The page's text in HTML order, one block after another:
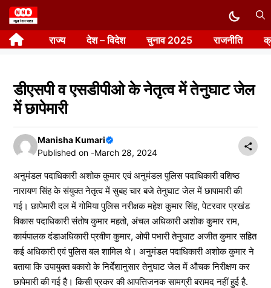
Skip
to
content राज्य देश – विदेश चुनाव 2025 राजनीति
डीएसपी व एसडीपीओ के नेतृत्व में तेनुघाट जेल
में छापेमारी
Manisha Kumari
Published on -March 28, 2024
अनुमंडल पदाधिकारी अशोक कुमार एवं अनुमंडल पुलिस पदाधिकारी वशिष्ठ
नारायण सिंह के संयुक्त नेतृत्व में सुबह चार बजे तेनुघाट जेल में छापामारी की
गई। छापेमारी दल में गोमिया पुलिस नरीक्षक महेश कुमार सिंह, पेटरवार प्रखंड
विकास पदाधिकारी संतोष कुमार महतो, अंचल अधिकारी अशोक कुमार राम,
कार्यपालक दंडाअधिकारी प्रवीण कुमार, ओपी पभारी तेनुघाट अजीत कुमार सहित
कई अधिकारी एवं पुलिस बल शामिल थे। अनुमंडल पदाधिकारी अशोक कुमार ने
बताया कि उपायुक्त बकारो के निर्देशानुसार तेनुघाट जेल में औचक निरीक्षण कर
छापेमारी की गई है। किसी प्रकर की आपत्तिजनक सामग्री बरामद नहीं हुई है.